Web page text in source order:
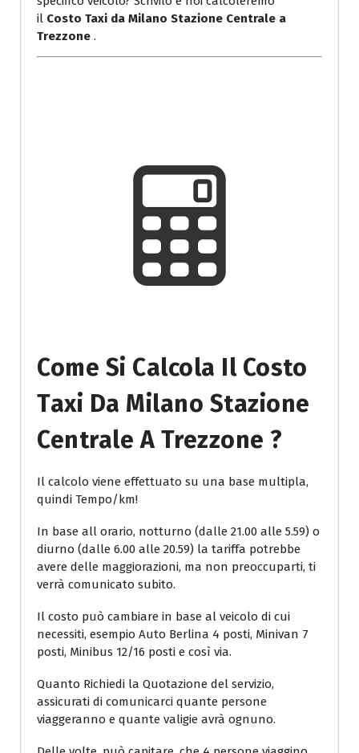
il Costo Taxi da Milano Stazione Centrale a
Trezzone .
Come Si Calcola Il Costo
Taxi Da Milano Stazione
Centrale A Trezzone ?
Il calcolo viene effettuato su una base multipla,
quindi Tempo/km!
In base all orario, notturno (dalle 21.00 alle 5.59) o
diurno (dalle 6.00 alle 20.59) la tariffa potrebbe
avere delle maggiorazioni, ma non preoccuparti, ti
verrà comunicato subito.
Il costo può cambiare in base al veicolo di cui
necessiti, esempio Auto Berlina 4 posti, Minivan 7
posti, Minibus 12/16 posti e così via.
Quanto Richiedi la Quotazione del servizio,
assicurati di comunicarci quante persone
viaggeranno e quante valigie avrà ognuno.